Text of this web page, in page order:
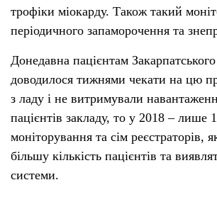
трофіки міокарду. Також такий
періодичного запаморочення та
Донедавна пацієнтам
доводилося тижнями чекати на цю
з ладу і не витримували
пацієнтів закладу, то у 2018 – лише
моніторування та сім реєстраторів,
більшу кількість пацієнтів та
системи.